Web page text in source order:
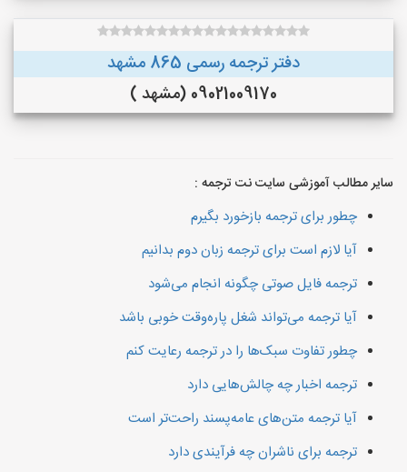
دفتر ترجمه رسمی 865 مشهد
09021009170 (مشهد )
سایر مطالب آموزشی سایت نت ترجمه :
چطور برای ترجمه بازخورد بگیرم
آیا لازم است برای ترجمه زبان دوم بدانیم
ترجمه فایل صوتی چگونه انجام می‌شود
آیا ترجمه می‌تواند شغل پاره‌وقت خوبی باشد
چطور تفاوت سبک‌ها را در ترجمه رعایت کنم
ترجمه اخبار چه چالش‌هایی دارد
آیا ترجمه متن‌های عامه‌پسند راحت‌تر است
ترجمه برای ناشران چه فرآیندی دارد